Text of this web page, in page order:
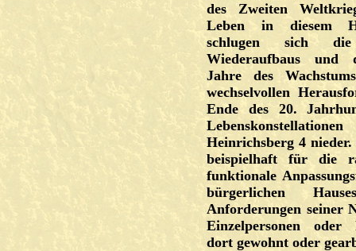
des Zweiten
Leben in diesem
schlugen sich
Wiederaufbaus und
Jahre des
wechselvollen
Ende des 20.
Heinrichsberg 4
beispielhaft für die
funktionale
bürgerlichen
Anforderungen seiner
Einzelpersonen oder
dort gewohnt oder